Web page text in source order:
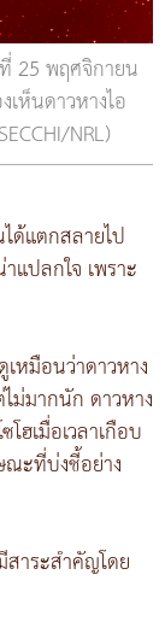
25 พฤศจิกายน
ห็นดาวหางไอ
NRL)
ด้แตกสลายไป
แปลกใจ เพราะ
หมือนว่าดาวหาง
ม่มากนัก ดาวหาง
ฮเมื่อเวลาเกือบ
ณะที่บ่งชี้อย่าง
าระสำคัญโดย